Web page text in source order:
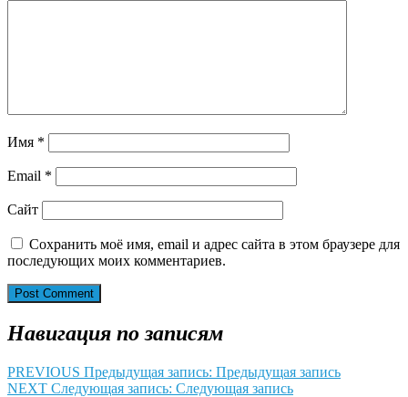
Имя *
Email *
Сайт
Сохранить моё имя, email и адрес сайта в этом браузере для
последующих моих комментариев.
Навигация по записям
PREVIOUS Предыдущая запись: Предыдущая запись
NEXT Следующая запись: Следующая запись